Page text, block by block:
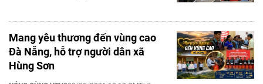
Mang yêu thương đến vùng cao
Đà Nẵng, hỗ trợ người dân xã
Hùng Sơn